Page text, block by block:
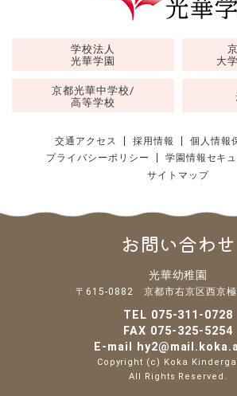
学校法人
光華学園
大
京都光華中学校/
高等学校
交通アクセス 採用情報
個人情報
プライバシーポリシー
学園情報セキ
サイトマップ
お問い合わせ
光華幼稚園
〒615-0882 京都市右京区西京極
TEL 075-311-0728
FAX 075-325-5254
E-mail
Copyright (c) Koka
All Rights Reserved.